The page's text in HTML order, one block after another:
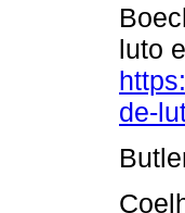
luto
de-